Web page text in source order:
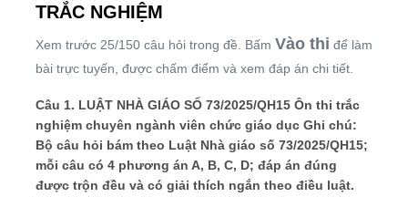
TRẮC NGHIỆM
Xem trước 25/150 câu hỏi trong đề. Bấm Vào thi để làm
bài trực tuyến, được chấm điểm và xem đáp án chi tiết.
Câu 1. LUẬT NHÀ GIÁO SỐ 73/2025/QH15 Ôn thi trắc
nghiệm chuyên ngành viên chức giáo dục Ghi chú:
Bộ câu hỏi bám theo Luật Nhà giáo số 73/2025/QH15;
mỗi câu có 4 phương án A, B, C, D; đáp án đúng
được trộn đều và có giải thích ngắn theo điều luật.